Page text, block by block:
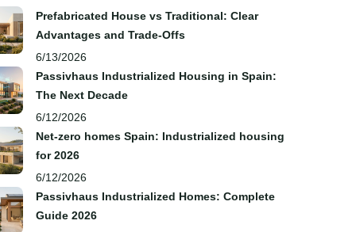
Prefabricated House vs Traditional: Clear
Advantages and Trade‑Offs
6/13/2026
Passivhaus Industrialized Housing in Spain:
The Next Decade
6/12/2026
Net-zero homes Spain: Industrialized housing
for 2026
6/12/2026
Passivhaus Industrialized Homes: Complete
Guide 2026